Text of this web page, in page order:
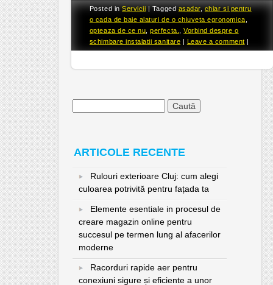
Posted inServicii |Taggedasadar,chiar si pentru
o cada de baie alaturi de o chiuveta egronomica
opteaza de ce nu ,perfecta. ,Vorbind despre o
schimbare instalatii sanitare | Leave a comment |
ARTICOLE RECENTE
Rulouri exterioare Cluj: cum alegi
culoarea potrivită pentru fațada ta
Elemente esentiale in procesul de
creare magazin online pentru
succesul pe termen lung al afacerilor
moderne
Racorduri rapide aer pentru
conexiuni sigure și eficiente a unor